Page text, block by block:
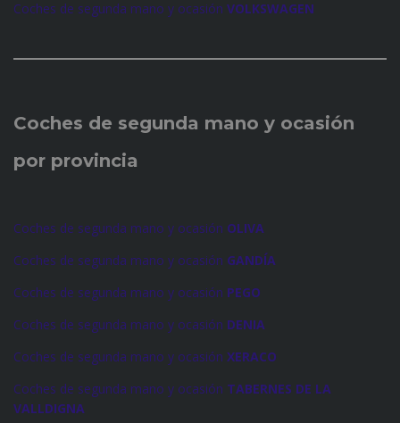
Coches de segunda mano y ocasión VOLKSWAGEN
Coches de segunda mano y ocasión
por provincia
Coches de segunda mano y ocasión OLIVA
Coches de segunda mano y ocasión GANDÍA
Coches de segunda mano y ocasión PEGO
Coches de segunda mano y ocasión DENIA
Coches de segunda mano y ocasión XERACO
Coches de segunda mano y ocasión TABERNES DE LA
VALLDIGNA